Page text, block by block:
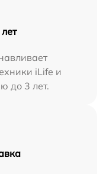
iLife и
до 3 лет.